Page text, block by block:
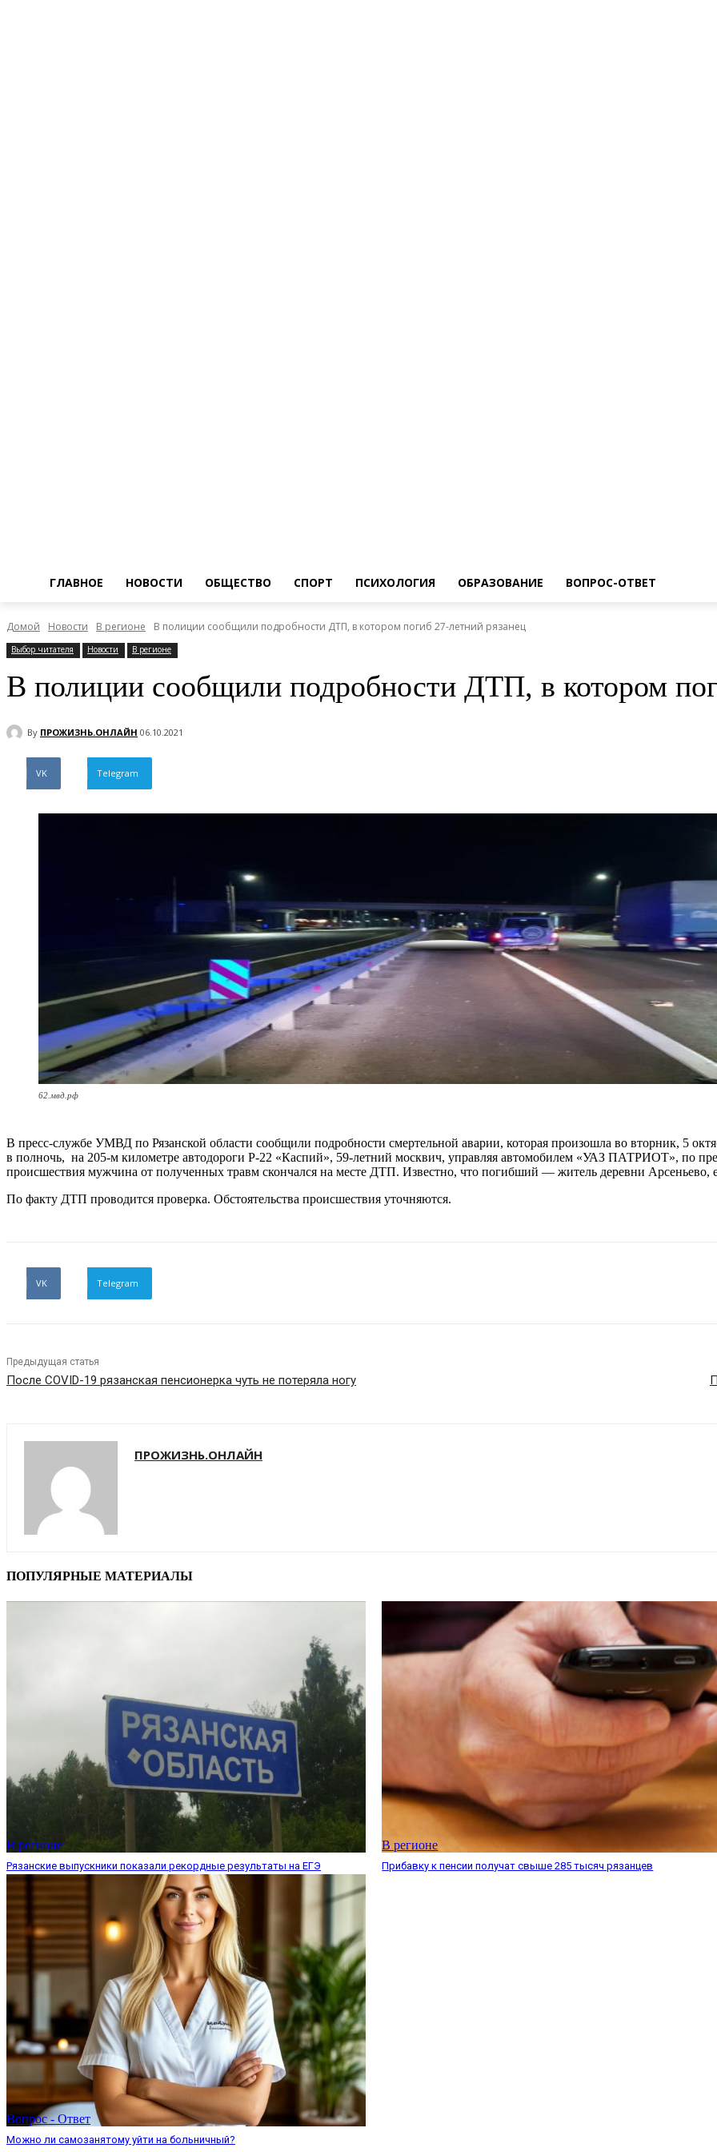
ГЛАВНОЕ НОВОСТИ ОБЩЕСТВО СПОРТ ПСИХОЛОГИЯ ОБРАЗОВАНИЕ ВОПРОС-ОТВЕТ
Домой Новости В регионе В полиции сообщили подробности ДТП, в котором погиб 27-летний рязанец
Выбор читателя Новости В регионе
В полиции сообщили подробности ДТП, в котором
By ПРОЖИЗНЬ.ОНЛАЙН 06.10.2021
VK Telegram
62.мвд.рф
В пресс-службе УМВД по Рязанской области сообщили подробности смертельной аварии, которая произошла во вторник, 5
в полночь, на 205-м километре автодороги Р-22 «Каспий», 59-летний москвич, управляя автомобилем «УАЗ ПАТРИОТ», по
происшествия мужчина от полученных травм скончался на месте ДТП. Известно, что погибший — житель деревни Арсеньево,
По факту ДТП проводится проверка. Обстоятельства происшествия уточняются.
VK Telegram
Предыдущая статья
После COVID-19 рязанская пенсионерка чуть не потеряла ногу
ПРОЖИЗНЬ.ОНЛАЙН
ПОПУЛЯРНЫЕ МАТЕРИАЛЫ
В регионе
Рязанские выпускники показали рекордные результаты на ЕГЭ
В регионе
Прибавку к пенсии получат свыше 285 тысяч рязанцев
Вопрос - Ответ
Можно ли самозанятому уйти на больничный?